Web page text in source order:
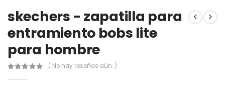
skechers - zapatilla para
entramiento bobs lite
para hombre
( No hay reseñas aún. )